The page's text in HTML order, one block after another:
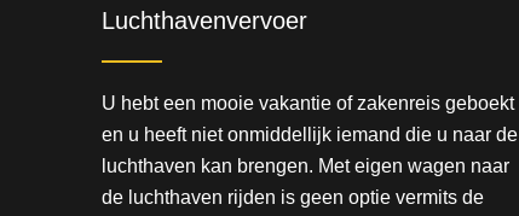
Luchthavenvervoer
U hebt een mooie vakantie of zakenreis geboekt
en u heeft niet onmiddellijk iemand die u naar de
luchthaven kan brengen. Met eigen wagen naar
de luchthaven rijden is geen optie vermits de